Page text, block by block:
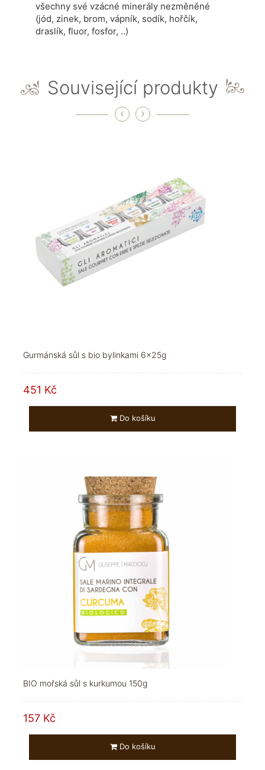
všechny své vzácné minerály nezměněné
(jód, zinek, brom, vápník, sodík, hořčík,
draslík, fluor, fosfor, ..)
Související produkty
‹ ›
Gurmánská sůl s bio bylinkami 6x25g
451 Kč
Do košíku
BIO mořská sůl s kurkumou 150g
157 Kč
Do košíku